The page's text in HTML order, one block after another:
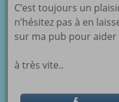
C’est toujours un
n’hésitez pas à en
sur ma pub pour aider
à très vite..